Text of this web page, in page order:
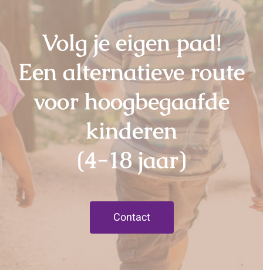
Volg je eigen pad!
Een alternatieve route
voor hoogbegaafde
kinderen
(4-18 jaar)
Contact